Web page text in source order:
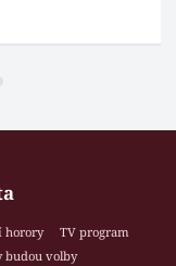
horory
TV program
budou volby